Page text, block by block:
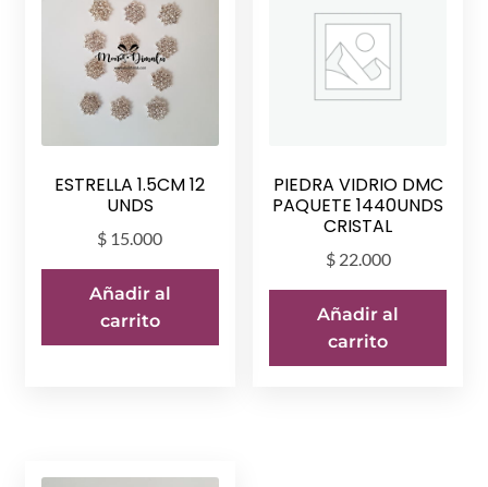
ESTRELLA 1.5CM 12
UNDS
$ 15.000
Añadir al
carrito
PIEDRA VIDRIO DMC
PAQUETE 1440UNDS
CRISTAL
$22.000
Añadir al
carrito